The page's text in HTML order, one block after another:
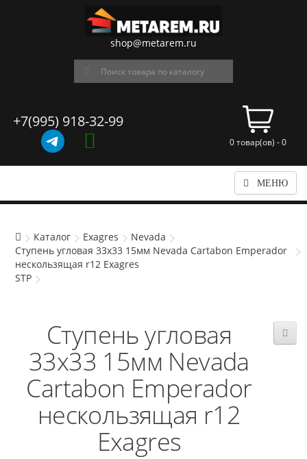
shop@metarem.ru
+7(995) 918-32-99
0 товар(ов) - 0
МЕНЮ
Каталог Exagres
Nevada
Ступень угловая 33x33 15мм Nevada Cartabon Emperador
нескользящая r12 Exagres
STP
Ступень угловая
33x33 15мм Nevada
Cartabon Emperador
нескользящая r12
Exagres